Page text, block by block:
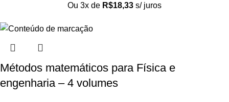
Ou 3x de R$18,33 s/ juros
Métodos matemáticos para Física e
engenharia – 4 volumes